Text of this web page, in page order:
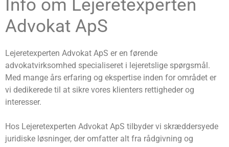
Info om Lejeretexperten
Advokat ApS
Lejeretexperten Advokat ApS er en førende
advokatvirksomhed specialiseret i lejeretslige spørgsmål.
Med mange års erfaring og ekspertise inden for området er
vi dedikerede til at sikre vores klienters rettigheder og
interesser.
Hos Lejeretexperten Advokat ApS tilbyder vi skræddersyede
juridiske løsninger, der omfatter alt fra rådgivning og